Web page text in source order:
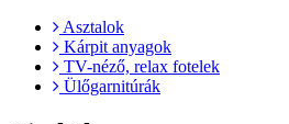
Asztalok
Kárpit anyagok
TV-néző, relax fotelek
Ülőgarnitúrák